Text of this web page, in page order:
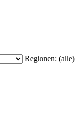
Regionen: (alle)